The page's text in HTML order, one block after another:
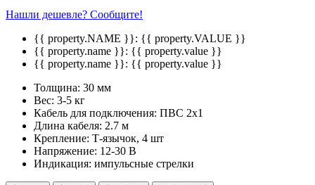
Нашли дешевле? Сообщите!
{{ property.NAME }}: {{ property.VALUE }}
{{ property.name }}: {{ property.value }}
{{ property.name }}: {{ property.value }}
Толщина: 30 мм
Вес: 3-5 кг
Кабель для подключения: ПВС 2х1
Длина кабеля: 2.7 м
Крепление: Т-язычок, 4 шт
Напряжение: 12-30 В
Индикация: импульсные стрелки